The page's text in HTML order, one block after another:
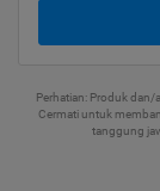
Perhatian: Produk
Cermati untuk
tanggung